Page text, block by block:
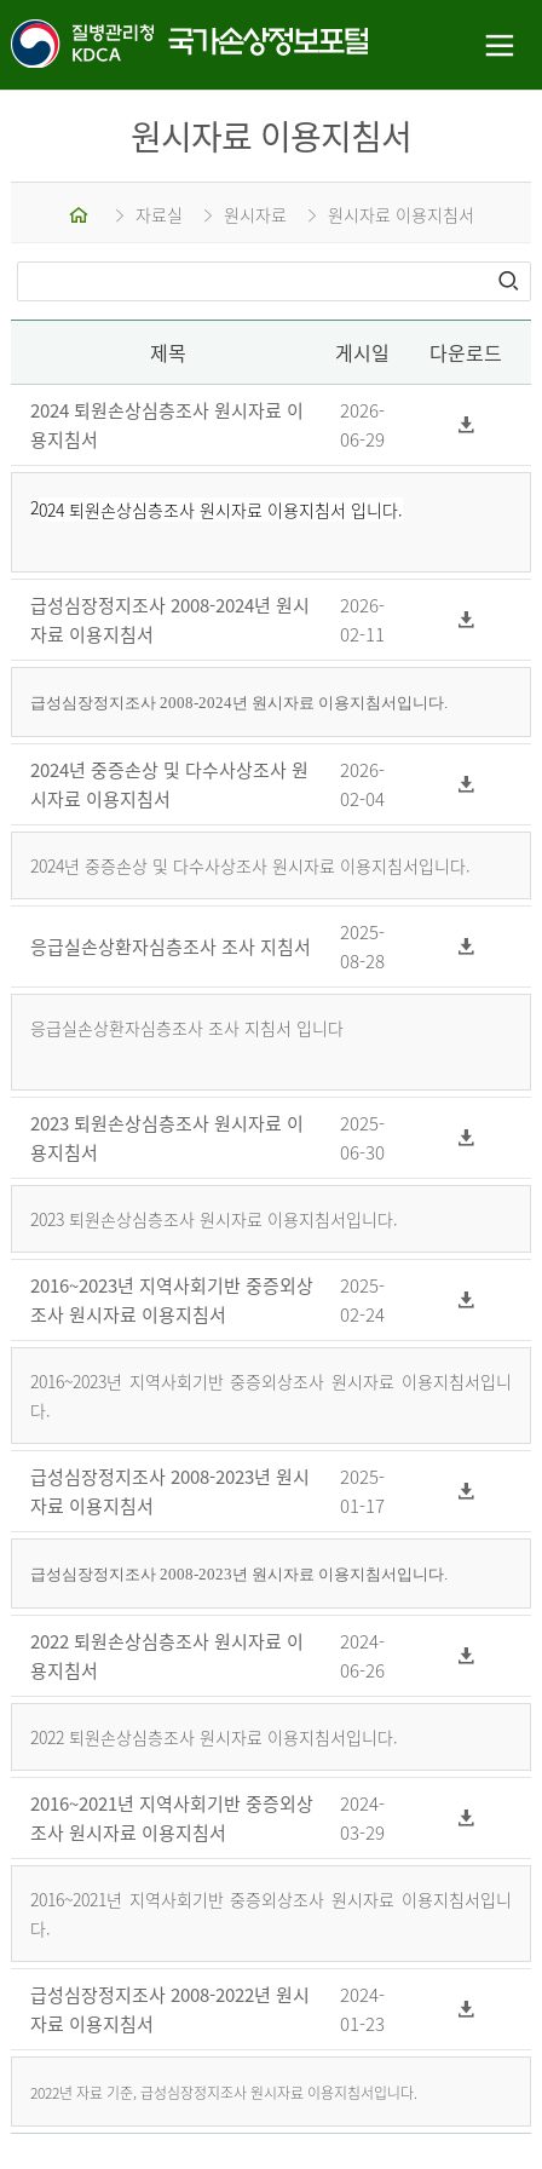
원시자료 이용지침서
홈 자료실 원시자료 원시자료 이용지침서
제목 게시일 다운로드
2024 퇴원손상심층조사 원시자료 이
용지침서
2026-
06-29
2024 퇴원손상심층조사 원시자료 이용지침서 입니다.
급성심장정지조사 2008-2024년 원시
자료 이용지침서
2026-
02-11
급성심장정지조사 2008-2024년 원시자료 이용지침서입니다.
2024년 중증손상 및 다수사상조사 원
시자료 이용지침서
2026-
02-04
2024년 중증손상 및 다수사상조사 원시자료 이용지침서입니다.
응급실손상환자심층조사 조사 지침서
2025-
08-28
응급실손상환자심층조사 조사 지침서 입니다
2023 퇴원손상심층조사 원시자료 이
용지침서
2025-
06-30
2023 퇴원손상심층조사 원시자료 이용지침서입니다.
2016~2023년 지역사회기반 중증외상
조사 원시자료 이용지침서
2025-
02-24
2016~2023년 지역사회기반 중증외상조사 원시자료 이용지침서입니
다.
급성심장정지조사 2008-2023년 원시
자료 이용지침서
2025-
01-17
급성심장정지조사 2008-2023년 원시자료 이용지침서입니다.
2022 퇴원손상심층조사 원시자료 이
용지침서
2024-
06-26
2022 퇴원손상심층조사 원시자료 이용지침서입니다.
2016~2021년 지역사회기반 중증외상
조사 원시자료 이용지침서
2024-
03-29
2016~2021년 지역사회기반 중증외상조사 원시자료 이용지침서입니
다.
급성심장정지조사 2008-2022년 원시
자료 이용지침서
2024-
01-23
2022년 자료 기준, 급성심장정지조사 원시자료 이용지침서입니다.